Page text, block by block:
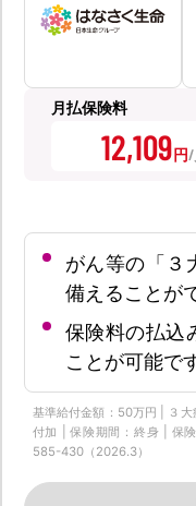
月払保険料
12,109円
がん等の「３
備えることが
保険料の払込
ことが可能で
基準給付金額：50万円 | ３
付加 | 保険期間：終身 | 保
585-430（2026.3）